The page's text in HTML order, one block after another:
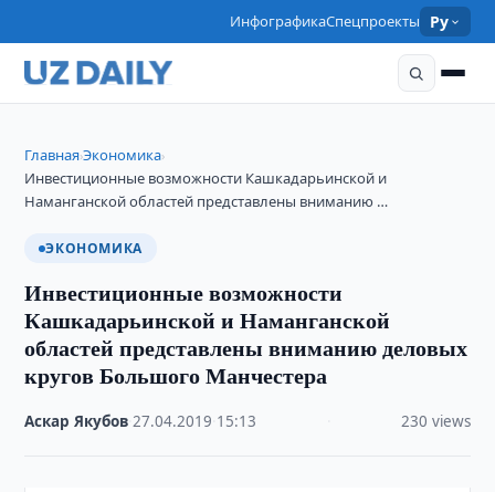
ИнфографикаСпецпроекты Ру
Главная›Экономика›
Инвестиционные возможности Кашкадарьинской и
Наманганской областей представлены вниманию …
ЭКОНОМИКА
Инвестиционные возможности
Кашкадарьинской и Наманганской
областей представлены вниманию деловых
кругов Большого Манчестера
Аскар Якубов ·27.04.2019 15:13 230 views